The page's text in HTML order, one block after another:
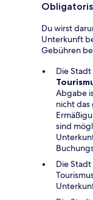
Du wirst
Unterkunft
Gebühren
Die
Abgabe
nicht
sind
Die